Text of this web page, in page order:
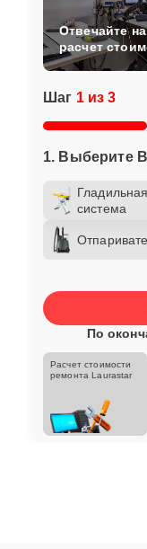
Шаг 1 из 3
1. Выберите
Гладильная
система
Отвечайте
расчет
По
Расчет стоимости
ремонта Laurastar